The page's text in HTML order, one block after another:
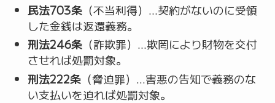
民法703条（不当利得）…契約がないのに受領
した金銭は返還義務。
刑法246条（詐欺罪）…欺罔により財物を交付
させれば処罰対象。
刑法222条（脅迫罪）…害悪の告知で義務のな
い支払いを迫れば処罰対象。